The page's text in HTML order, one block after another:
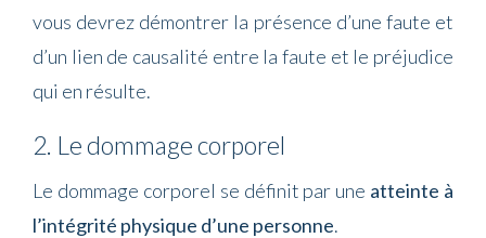
vous devrez démontrer la présence d’une faute et
d’un lien de causalité entre la faute et le préjudice
qui en résulte.
2. Le dommage corporel
Le dommage corporel se définit par une atteinte à
l’intégrité physique d’une personne.